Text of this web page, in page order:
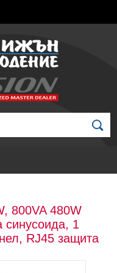
800VA 480W
синусоида, 1
RJ45 защита